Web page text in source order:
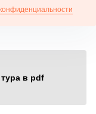
в pdf